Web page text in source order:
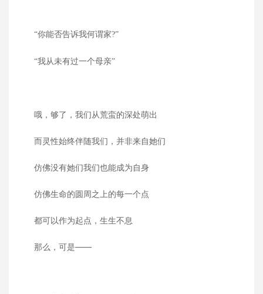
“你能否告诉我何谓家?”
“我从未有过一个母亲”
哦，够了，我们从荒蛮的深处萌出
而灵性始终伴随我们，并非来自她们
仿佛没有她们我们也能成为自身
仿佛生命的圆周之上的每一个点
都可以作为起点，生生不息
那么，可是——